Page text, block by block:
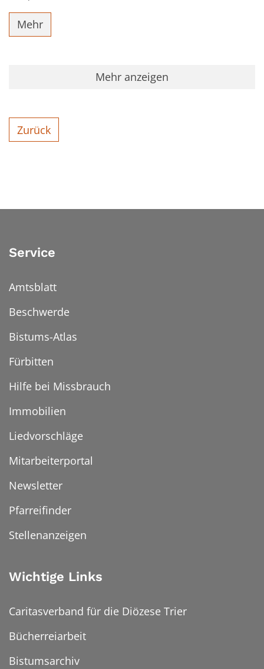
Mehr
Mehr anzeigen
Zurück
Service
Amtsblatt
Beschwerde
Bistums-Atlas
Fürbitten
Hilfe bei Missbrauch
Immobilien
Liedvorschläge
Mitarbeiterportal
Newsletter
Pfarreifinder
Stellenanzeigen
Wichtige Links
Caritasverband für die Diözese Trier
Bücherreiarbeit
Bistumsarchiv